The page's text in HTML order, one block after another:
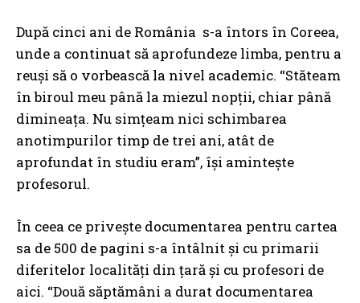
După cinci ani de România s-a întors în Coreea,
unde a continuat să aprofundeze limba, pentru a
reuşi să o vorbească la nivel academic. “Stăteam
în biroul meu până la miezul nopţii, chiar până
dimineaţa. Nu simţeam nici schimbarea
anotimpurilor timp de trei ani, atât de
aprofundat în studiu eram”, îşi aminteşte
profesorul.
În ceea ce priveşte documentarea pentru cartea
sa de 500 de pagini s-a întâlnit şi cu primarii
diferitelor localităţi din ţară şi cu profesori de
aici. “Două săptămâni a durat documentarea